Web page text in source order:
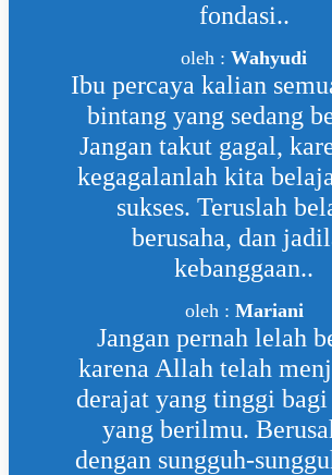
fondasi..
oleh : Wahyudi
Ibu percaya kalian
bintang yang sedang
Jangan takut gagal,
kegagalanlah kita
sukses. Teruslah
berusaha, dan
kebanggaan..
oleh : Mariani
Jangan pernah lelah
karena Allah telah
derajat yang tinggi bagi
yang berilmu.
dengan sungguh-